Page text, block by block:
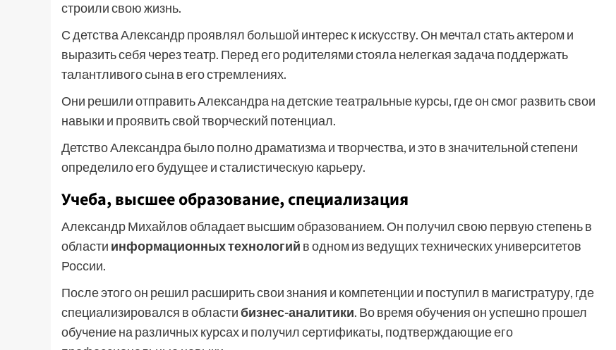
строили свою жизнь.
С детства Александр проявлял большой интерес к искусству. Он мечтал стать актером и
выразить себя через театр. Перед его родителями стояла нелегкая задача поддержать
талантливого сына в его стремлениях.
Они решили отправить Александра на детские театральные курсы, где он смог развить свои
навыки и проявить свой творческий потенциал.
Детство Александра было полно драматизма и творчества, и это в значительной степени
определило его будущее и сталистическую карьеру.
Учеба, высшее образование, специализация
Александр Михайлов обладает высшим образованием. Он получил свою первую степень в
области информационных технологий в одном из ведущих технических университетов
России.
После этого он решил расширить свои знания и компетенции и поступил в магистратуру, где
специализировался в областибизнес-аналитики. Во время обучения он успешно прошел
обучение на различных курсах и получил сертификаты, подтверждающие его